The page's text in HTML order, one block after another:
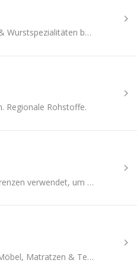
Mit TopCashback sparst Du im Fidelis Shop bei Fleisch- & Wurstspezialitäten bares Geld – Dein Cashback wird automatisch erfasst.
Regionale Rohstoffe.
Navimow ist ein intelligenter Mähroboter, der virtuelle Grenzen verwendet, um in präzisen, geraden Linien zu mähen und Ihren Rasen.
allnatura – Natürliche Lösungen für gesundes Wohnen: Möbel, Matratzen & Textilien aus geprüften Naturmaterialien, 100 Tage Rückgabe & Cashback.